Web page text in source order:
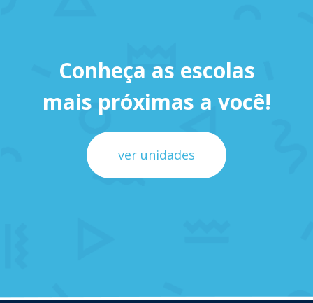
Conheça as escolas
mais próximas a você!
ver unidades